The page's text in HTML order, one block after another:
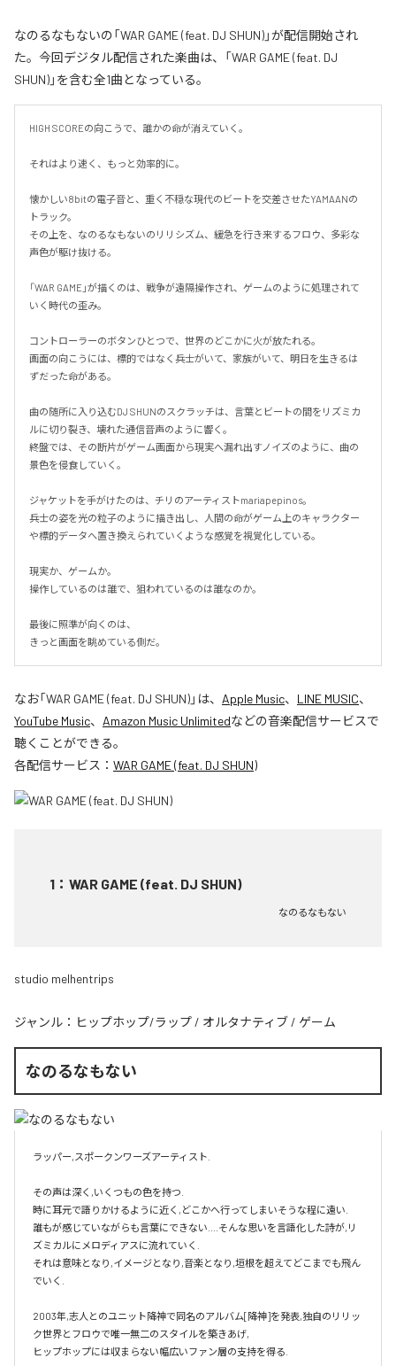
なのるなもないの「WAR GAME (feat. DJ SHUN)」が配信開始され
た。今回デジタル配信された楽曲は、「WAR GAME (feat. DJ
SHUN)」を含む全1曲となっている。
HIGH SCOREの向こうで、誰かの命が消えていく。
それはより速く、もっと効率的に。
懐かしい8bitの電子音と、重く不穏な現代のビートを交差させたYAMAANの
トラック。
その上を、なのるなもないのリリシズム、緩急を行き来するフロウ、多彩な
声色が駆け抜ける。
「WAR GAME」が描くのは、戦争が遠隔操作され、ゲームのように処理されて
いく時代の歪み。
コントローラーのボタンひとつで、世界のどこかに火が放たれる。
画面の向こうには、標的ではなく兵士がいて、家族がいて、明日を生きるは
ずだった命がある。
曲の随所に入り込むDJ SHUNのスクラッチは、言葉とビートの間をリズミカ
ルに切り裂き、壊れた通信音声のように響く。
終盤では、その断片がゲーム画面から現実へ漏れ出すノイズのように、曲の
景色を侵食していく。
ジャケットを手がけたのは、チリのアーティストmariapepinos。
兵士の姿を光の粒子のように描き出し、人間の命がゲーム上のキャラクター
や標的データへ置き換えられていくような感覚を視覚化している。
現実か、ゲームか。
操作しているのは誰で、狙われているのは誰なのか。
最後に照準が向くのは、
きっと画面を眺めている側だ。
なお「WAR GAME (feat. DJ SHUN)」は、 Apple Music、 LINE MUSIC、
YouTube Music、 Amazon Music Unlimitedなどの音楽配信サービスで
聴くことができる。
各配信サービス： WAR GAME (feat. DJ SHUN)
1 ： WAR GAME (feat. DJ SHUN)
なのるなもない
studio melhentrips
ジャンル： ヒップホップ/ラップ / オルタナティブ / ゲーム
なのるなもない
ラッパー,スポークンワーズアーティスト.
その声は深く,いくつもの色を持つ.
時に耳元で語りかけるように近く,どこかへ行ってしまいそうな程に遠い.
誰もが感じていながらも言葉にできない....そんな思いを言語化した詩が,リ
ズミカルにメロディアスに流れていく.
それは意味となり,イメージとなり,音楽となり,垣根を超えてどこまでも飛ん
でいく.
2003年,志人とのユニット降神で同名のアルバム[降神]を発表,独自のリリッ
ク世界とフロウで唯一無二のスタイルを築きあげ,
ヒップホップには収まらない幅広いファン層の支持を得る.